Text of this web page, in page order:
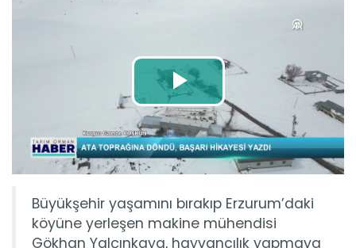
Büyükşehir yaşamını bırakıp Erzurum’daki
köyüne yerleşen makine mühendisi
Gökhan Yalçınkaya, hayvancılık yapmaya